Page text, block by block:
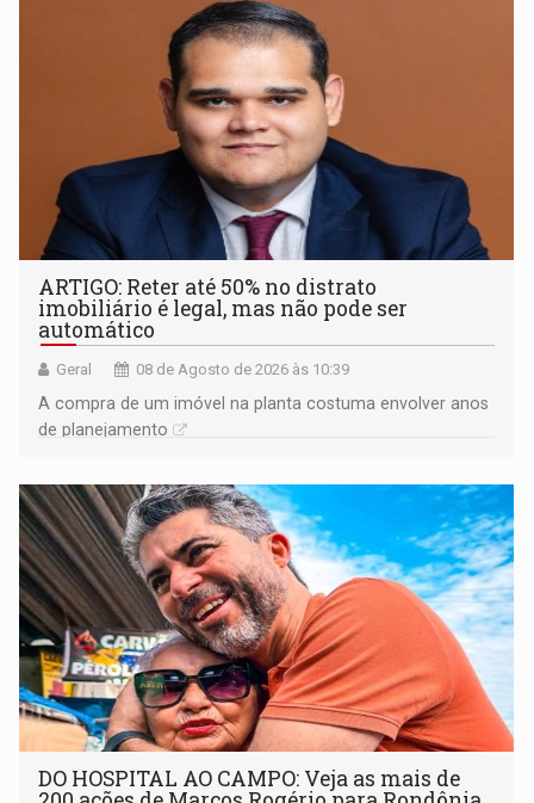
ARTIGO: Reter até 50% no distrato
imobiliário é legal, mas não pode ser
automático
Geral 08 de Agosto de 2026 às 10:39
A compra de um imóvel na planta costuma envolver anos
de planejamento
DO HOSPITAL AO CAMPO: Veja as mais de